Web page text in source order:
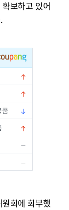
보하고 있어
회에 회부했